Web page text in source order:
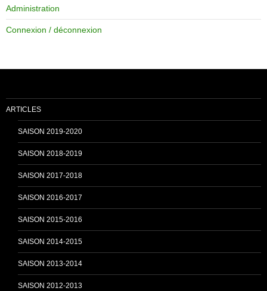
o
h
Administration
Connexion / déconnexion
ARTICLES
SAISON 2019-2020
SAISON 2018-2019
SAISON 2017-2018
SAISON 2016-2017
SAISON 2015-2016
SAISON 2014-2015
SAISON 2013-2014
SAISON 2012-2013